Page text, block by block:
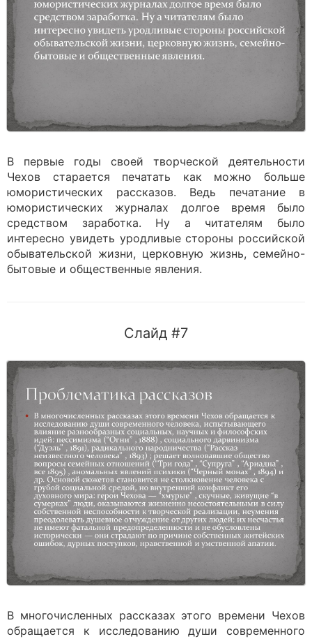
В первые годы своей творческой деятельности
Чехов старается печатать как можно больше
юмористических рассказов. Ведь печатание в
юмористических журналах долгое время было
средством заработка. Ну а читателям было
интересно увидеть уродливые стороны российской
обывательской жизни, церковную жизнь, семейно-
бытовые и общественные явления.
Слайд #7
В многочисленных рассказах этого времени Чехов
обращается к исследованию души современного